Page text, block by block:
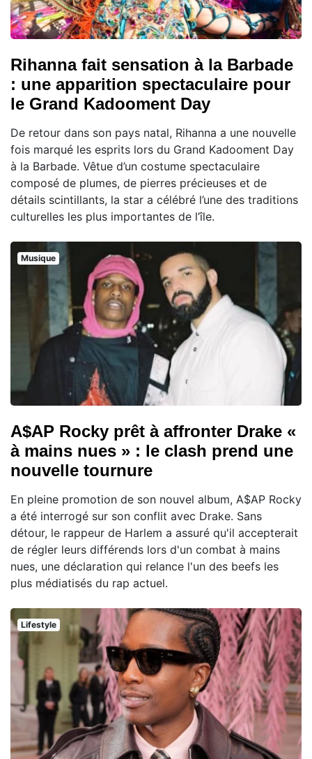
Rihanna fait sensation à la Barbade
: une apparition spectaculaire pour
le Grand Kadooment Day
De retour dans son pays natal, Rihanna a une nouvelle
fois marqué les esprits lors du Grand Kadooment Day
à la Barbade. Vêtue d’un costume spectaculaire
composé de plumes, de pierres précieuses et de
détails scintillants, la star a célébré l’une des traditions
culturelles les plus importantes de l’île.
Musique
A$AP Rocky prêt à affronter Drake «
à mains nues » : le clash prend une
nouvelle tournure
En pleine promotion de son nouvel album, A$AP Rocky
a été interrogé sur son conflit avec Drake. Sans
détour, le rappeur de Harlem a assuré qu'il accepterait
de régler leurs différends lors d'un combat à mains
nues, une déclaration qui relance l'un des beefs les
plus médiatisés du rap actuel.
Lifestyle